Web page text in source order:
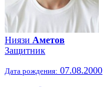
Ниязи Аметов
Защитник
Дата рождения: 07.08.2000